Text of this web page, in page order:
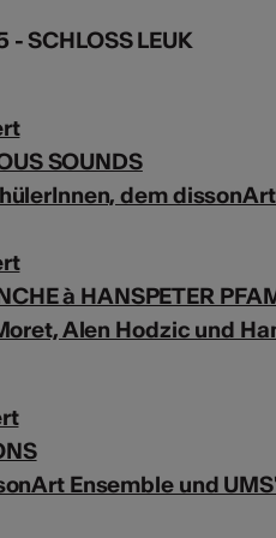
- SCHLOSS LEUK
SOUNDS
dem
à HANSPETER
Alen Hodzic und
Ensemble und